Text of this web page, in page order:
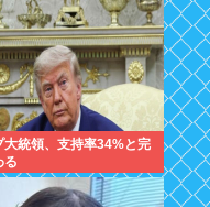
大統領、支持率34%と完
る